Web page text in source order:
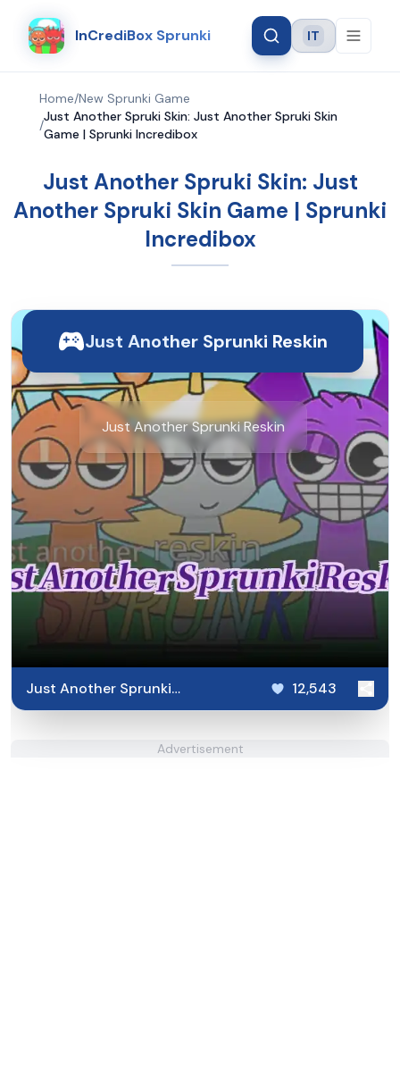
InCrediBox Sprunki Language
IT
Home/New Sprunki Game
/
Just Another Spruki Skin: Just Another Spruki Skin
Game | Sprunki Incredibox
Just Another Spruki Skin: Just
Another Spruki Skin Game | Sprunki
Incredibox
Just Another Sprunki Reskin
Just Another Sprunki Reskin
Just Another Sprunki
Reskin
12,543
Advertisement